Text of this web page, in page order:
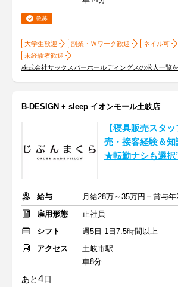
急募
大学生歓迎 副業・Ｗワーク歓迎 ネイル可
未経験者歓迎
株式会社サックスバーホールディングスの求人一覧
B-DESIGN + sleep イオンモール土岐店
【寝具販売スタ
売・接客経験＆
★転勤ナシも選択
給与
月給28万～35万円＋賞与年
雇用形態
正社員
シフト
週5日 1日7.5時間以上
アクセス
土岐市駅
車8分
あと4日